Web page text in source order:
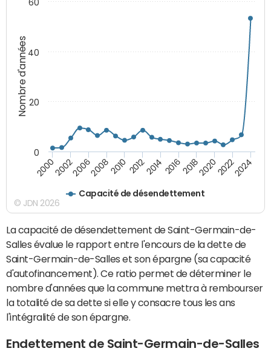
Nombre d'années
Capacité de désendettement
20002002200620082010 2012201420162018202020222024
0
20
40
60
© JDN 2026
La capacité de désendettement de Saint-Germain-de-
Salles évalue le rapport entre l'encours de la dette de
Saint-Germain-de-Salles et son épargne (sa capacité
d'autofinancement). Ce ratio permet de déterminer le
nombre d'années que la commune mettra à rembourser
la totalité de sa dette si elle y consacre tous les ans
l'intégralité de son épargne.
Endettement de Saint-Germain-de-Salles